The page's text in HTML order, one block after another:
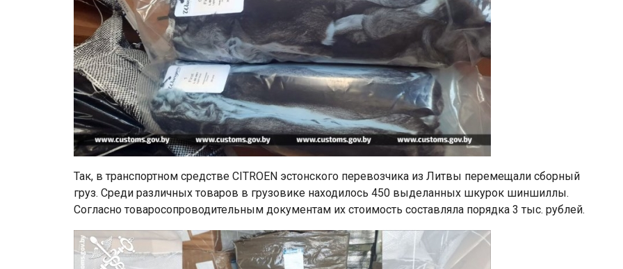
Так, в транспортном средстве CITROEN эстонского перевозчика из Литвы перемещали сборный
груз. Среди различных товаров в грузовике находилось 450 выделанных шкурок шиншиллы.
Согласно товаросопроводительным документам их стоимость составляла порядка 3 тыс. рублей.